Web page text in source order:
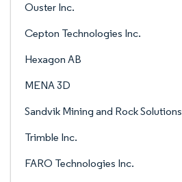
Ouster Inc.
Cepton Technologies Inc.
Hexagon AB
MENA 3D
Sandvik Mining and Rock Solutions
Trimble Inc.
FARO Technologies Inc.